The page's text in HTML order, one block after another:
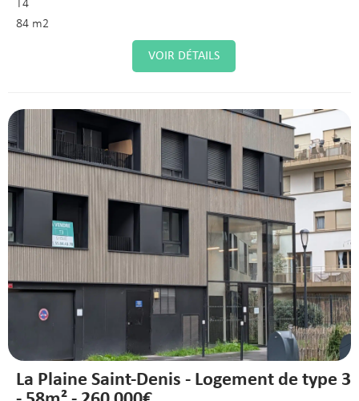
T4
84 m2
VOIR DÉTAILS
La Plaine Saint-Denis - Logement de type 3